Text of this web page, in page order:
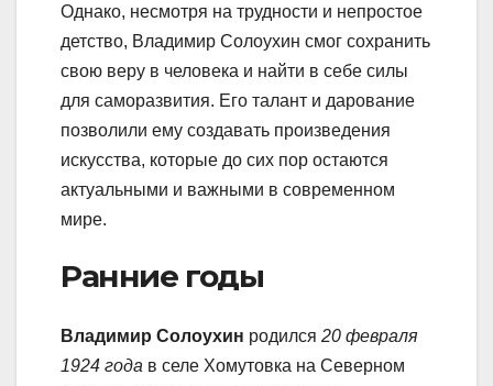
Однако, несмотря на трудности и непростое
детство, Владимир Солоухин смог сохранить
свою веру в человека и найти в себе силы
для саморазвития. Его талант и дарование
позволили ему создавать произведения
искусства, которые до сих пор остаются
актуальными и важными в современном
мире.
Ранние годы
Владимир Солоухин родился 20 февраля
1924 года в селе Хомутовка на Северном